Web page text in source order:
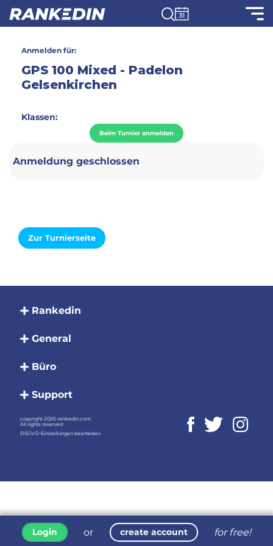
Anmelden für:
GPS 100 Mixed - Padelon
Gelsenkirchen
Klassen:
Beim Turnier anmelden
Anmeldung geschlossen
Zur Turnierseite
Login or create account for free!
Rankedin
General
Büro
Support
copyright 2026 rankedin.com
All rights reserved
DSGVO-Einstellungen bearbeiten